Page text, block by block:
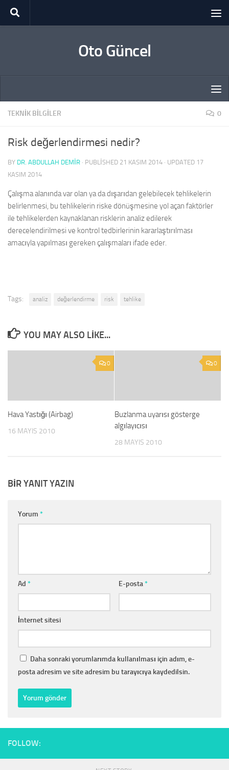
Skip to content
Oto Güncel
TEKNIK BILGILER 0
Risk değerlendirmesi nedir?
BY DR. ABDULLAH DEMİR · PUBLISHED 21 KASIM 2014 · UPDATED 17
KASIM 2014
Çalışma alanında var olan ya da dışarıdan gelebilecek tehlikelerin
belirlenmesi, bu tehlikelerin riske dönüşmesine yol açan faktörler
ile tehlikelerden kaynaklanan risklerin analiz edilerek
derecelendirilmesi ve kontrol tedbirlerinin kararlaştırılması
amacıyla yapılması gereken çalışmaları ifade eder.
Tags: analiz değerlendirme risk tehlike
YOU MAY ALSO LIKE...
0
Hava Yastığı (Airbag)
16 MAYIS 2010
0
Buzlanma uyarısı gösterge
algılayıcısı
28 MAYIS 2010
BIR YANIT YAZIN
Yorum *
Ad * E-posta*
İnternet sitesi
Daha sonraki yorumlarımda kullanılması için adım, e-
posta adresim ve site adresim bu tarayıcıya kaydedilsin.
FOLLOW: